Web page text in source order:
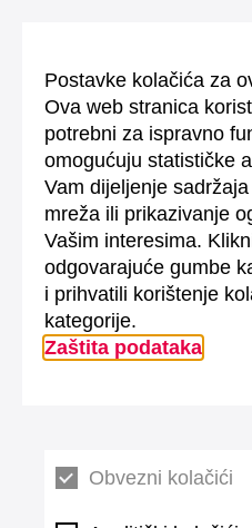
Postavke kolačića za
Ova web stranica
potrebni za ispravno
omogućuju statističke
Vam dijeljenje
mreža ili prikazivanje
Vašim interesima.
odgovarajuće gumbe
i prihvatili korištenje
kategorije.
Zaštita podataka
Obvezni kolačići